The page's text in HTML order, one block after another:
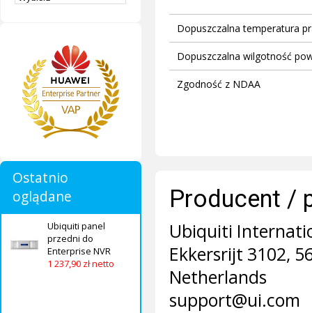
Ostatnio
oglądane
Ubiquiti panel
przedni do
Enterprise NVR
1 237,90 zł netto
Dopuszczalna temperatura
Dopuszczalna wilgotność
Zgodność z NDAA
Producent /
Ubiquiti
Ekkersrijt 3102,
Netherlands
support@ui.com